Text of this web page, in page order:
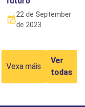
22 de September
de 2023
Vexa máis
Ver
todas